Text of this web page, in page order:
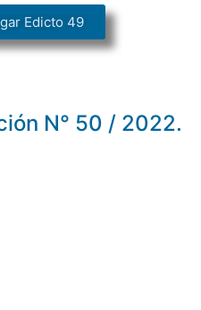
Edicto 49
N° 50 / 2022.